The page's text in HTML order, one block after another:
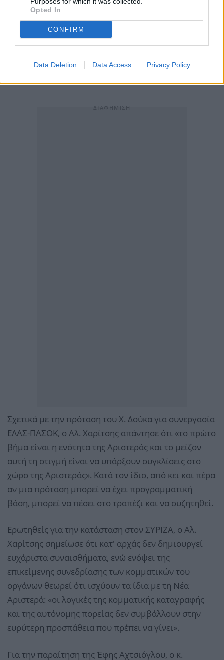
Opted In
CONFIRM
Data Deletion Data Access Privacy Policy
και στη συνεδριακή απόφαση στο ιδρυτικό συνέδριο
της Νέας Αριστεράς, ότι «με τις δυνάμεις της
αριστερόστροφης σοσιαλδημοκρατίας, όπως για
δυνάμεις που πρέπει να συμμετέχουν σε μια τέτοια
Σχετικά με την πρόταση του Χ. Δούκα για συνεργασία
ΕΛΑΣ-ΠΑΣΟΚ, ο Αλ. Χαρίτσης απάντησε ότι «το πρώτο
βήμα είναι η ενότητα της Αριστεράς και το μείζον
αυτή τη στιγμή είναι να υπάρξουν συγκλίσεις στο
χώρο της Αριστεράς». Κατά τον ίδιο, από κει και πέρα
αν μια πρόταση μπορεί να έχει προγραμματική
βάση, μπορεί να πέσει στο τραπέζι και να συζητηθεί.
Ερωτηθείς για την κατάσταση στον ΣΥΡΙΖΑ, ο Αλ.
Χαρίτσης σημείωσε ότι κατ' αρχάς δεν δημιουργεί
ευχάριστα συναισθήματα, ενώ ενόψει της
επικείμενης συνεδρίασης των κομματικών του
οργάνων θεωρεί ότι ισχύουν τα ίδια με τη Νέα
Αριστερά: «οι λογικές της κομματικής καταγραφής
και της αυτόνομης πορείας δεν συμβάλλουν στην
ευρύτερη προσπάθεια που πρέπει να γίνει».
Για την παραίτηση της Έφης Αχτσιόγλου, ο κ.